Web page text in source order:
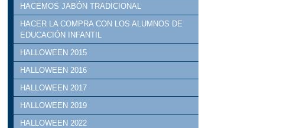
HACEMOS JABÓN TRADICIONAL
HACER LA COMPRA CON LOS ALUMNOS DE
EDUCACIÓN INFANTIL
HALLOWEEN 2015
HALLOWEEN 2016
HALLOWEEN 2017
HALLOWEEN 2019
HALLOWEEN 2022